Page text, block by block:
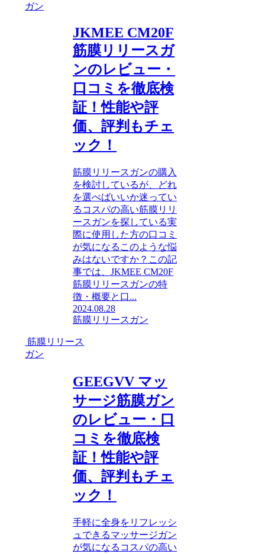
ガン
JKMEE CM20F
筋膜リリースガ
ンのレビュー・
口コミを徹底検
証！性能や評
価、評判もチェ
ック！
筋膜リリースガンの購入
を検討しているが、どれ
を選べばいいか迷ってい
るコスパの高い筋膜リリ
ースガンを探している実
際に使用した方の口コミ
が気になるこのような悩
みはないですか？この記
事では、JKMEE CM20F
筋膜リリースガンの特
徴・概要と口...
2024.08.28
筋膜リリースガン
筋膜リリース
ガン
GEEGVV マッ
サージ筋膜ガン
のレビュー・口
コミを徹底検
証！性能や評
価、評判もチェ
ック！
手軽に全身をリフレッシ
ュできるマッサージガン
が気になるコスパの高い